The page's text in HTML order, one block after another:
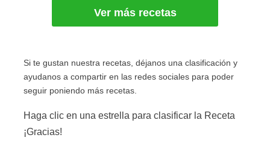
Ver más recetas
Si te gustan nuestra recetas, déjanos una clasificación y
ayudanos a compartir en las redes sociales para poder
seguir poniendo más recetas.
Haga clic en una estrella para clasificar la Receta
¡Gracias!